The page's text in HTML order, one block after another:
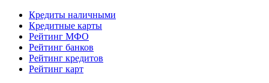
Кредиты наличными
Кредитные карты
Рейтинг МФО
Рейтинг банков
Рейтинг кредитов
Рейтинг карт